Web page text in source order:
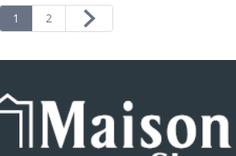
1 2